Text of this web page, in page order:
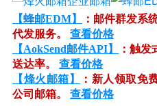
【蜂邮EDM】
：邮件群发系
代发服务。 查看价格
【AokSend邮件API】
：触
送达率。 查看价格
【烽火邮箱】
：新人领取免
公司邮箱。 查看价格